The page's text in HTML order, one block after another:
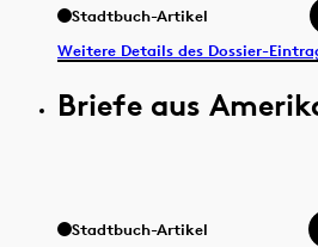
Stadtbuch-Artikel
Weitere Details des Dossier-
Briefe aus
Stadtbuch-Artikel